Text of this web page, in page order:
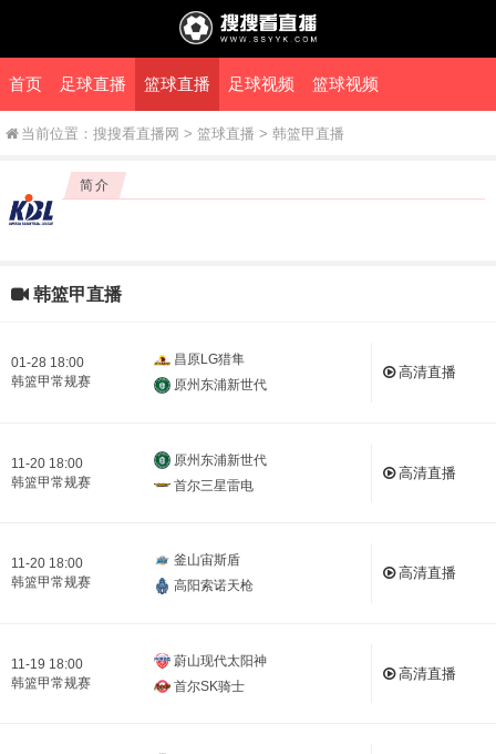
首页 足球直播 篮球直播 足球视频 篮球视频
当前位置： 搜搜看直播网 > 篮球直播 > 韩篮甲直播
简介
韩篮甲直播
01-28 18:00
韩篮甲常规赛
昌原LG猎隼
原州东浦新世代
高清直播
11-20 18:00
韩篮甲常规赛
原州东浦新世代
首尔三星雷电
高清直播
11-20 18:00
韩篮甲常规赛
釜山宙斯盾
高阳索诺天枪
高清直播
11-19 18:00
韩篮甲常规赛
蔚山现代太阳神
首尔SK骑士
高清直播